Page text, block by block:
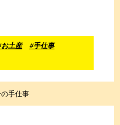
土産
#手仕事
手仕事